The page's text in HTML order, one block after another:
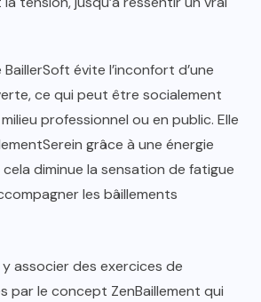
évite l’inconfort d’une
ce qui peut être socialement
professionnel ou en public. Elle
grâce à une énergie
diminue la sensation de fatigue
les bâillements
associer des exercices de
par le concept ZenBaillement qui